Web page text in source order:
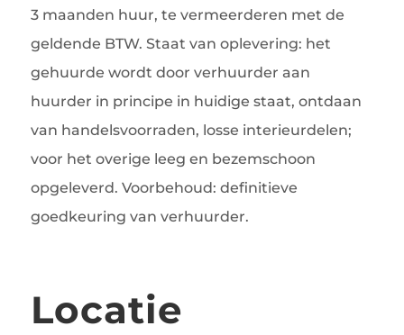
3 maanden huur, te vermeerderen met de
geldende BTW. Staat van oplevering: het
gehuurde wordt door verhuurder aan
huurder in principe in huidige staat, ontdaan
van handelsvoorraden, losse interieurdelen;
voor het overige leeg en bezemschoon
opgeleverd. Voorbehoud: definitieve
goedkeuring van verhuurder.
Locatie